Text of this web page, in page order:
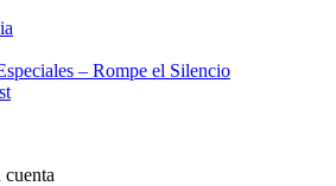
– Rompe el Silencio
cuenta